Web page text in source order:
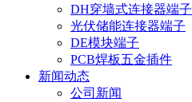
DH穿墙式连接器端子
光伏储能连接器端子
DE模块端子
PCB焊板五金插件
新闻动态
公司新闻